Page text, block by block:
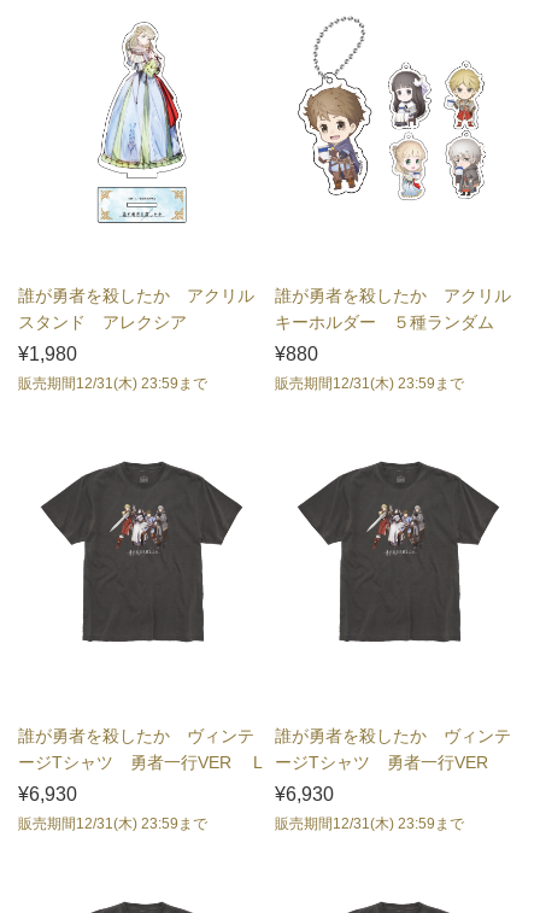
誰が勇者を殺したか アクリル
スタンド アレクシア
¥1,980
販売期間12/31(木) 23:59まで
誰が勇者を殺したか アクリル
キーホルダー ５種ランダム
¥880
販売期間12/31(木) 23:59まで
誰が勇者を殺したか ヴィンテ
ージTシャツ 勇者一行VER L
サイズ
¥6,930
販売期間12/31(木) 23:59まで
誰が勇者を殺したか ヴィンテ
ージTシャツ 勇者一行VER
XLサイズ
¥6,930
販売期間12/31(木) 23:59まで